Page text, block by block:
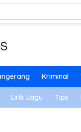
Kriminal
Lirik Lagu Tips